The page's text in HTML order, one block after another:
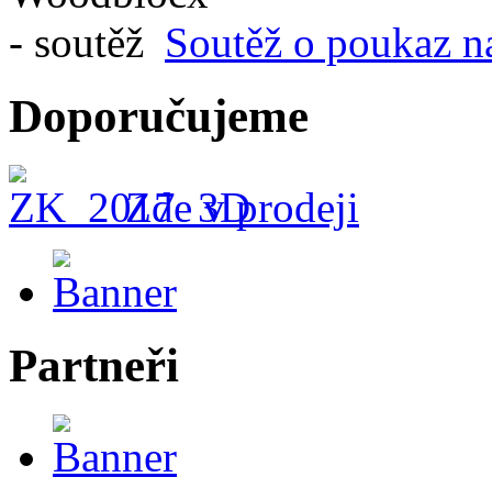
Soutěž o poukaz
Doporučujeme
Zde v prodeji
Partneři